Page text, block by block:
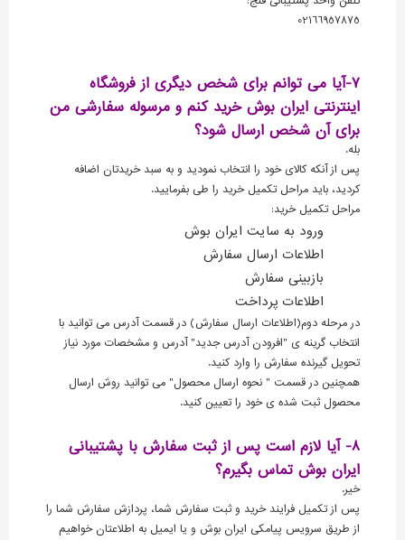
02166957875
7-آیا می توانم برای شخص دیگری از فروشگاه
اینترنتی ایران بوش خرید کنم و مرسوله سفارشی من
برای آن شخص ارسال شود؟
بله.
پس از آنکه کالای خود را انتخاب نمودید و به سبد خریدتان اضافه
کردید، باید مراحل تکمیل خرید را طی بفرمایید.
مراحل تکمیل خرید:
ورود به سایت ایران بوش
اطلاعات ارسال سفارش
بازبینی سفارش
اطلاعات پرداخت
در مرحله دوم(اطلاعات ارسال سفارش) در قسمت آدرس می توانید با
انتخاب گرینه ی "افرودن آدرس جدید" آدرس و مشخصات مورد نیاز
تحویل گیرنده سفارش را وارد کنید.
همچنین در قسمت " نحوه ارسال محصول" می توانید روش ارسال
محصول ثبت شده ی خود را تعیین کنید.
8- آیا لازم است پس از ثبت سفارش با پشتیبانی
ایران بوش تماس بگیرم؟
خیر.
پس از تکمیل فرایند خرید و ثبت سفارش شما، پردازش سفارش شما را
از طریق سرویس پیامکی ایران بوش و یا ایمیل به اطلاعتان خواهیم